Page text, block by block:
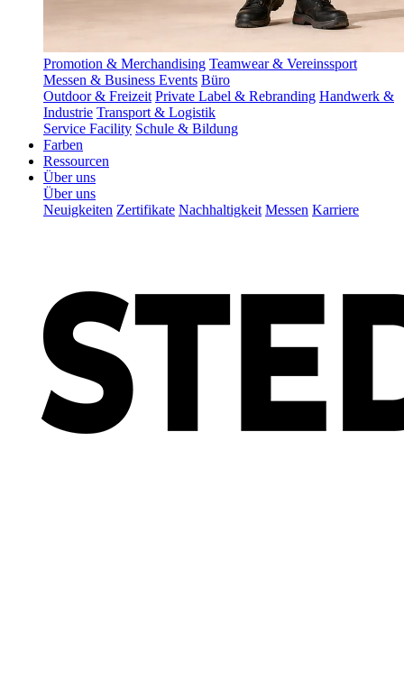
Promotion & Merchandising Teamwear & Vereinssport
Messen & Business Events Büro
Outdoor & Freizeit Private Label & Rebranding Handwerk &
Industrie Transport & Logistik
Service Facility Schule & Bildung
Farben
Ressourcen
Über uns
Über uns
Neuigkeiten Zertifikate Nachhaltigkeit Messen Karriere